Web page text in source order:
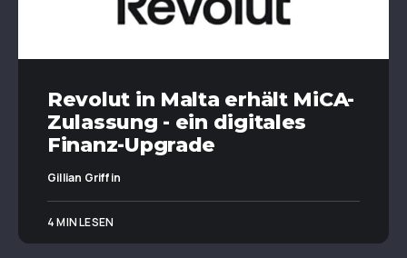
Revolut in Malta erhält MiCA-
Zulassung - ein digitales
Finanz-Upgrade
Gillian Griffin
4 MIN LESEN